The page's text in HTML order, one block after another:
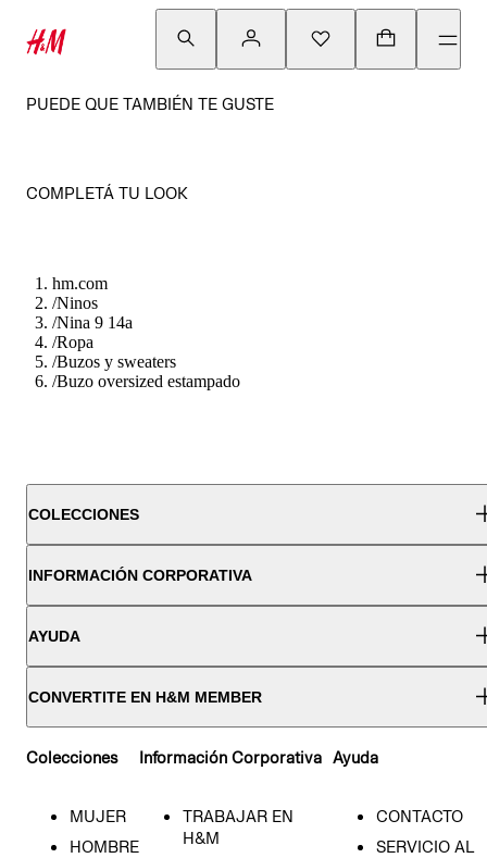
PUEDE QUE TAMBIÉN TE GUSTE
COMPLETÁ TU LOOK
hm.com
/Ninos
/Nina 9 14a
/Ropa
/Buzos y sweaters
/Buzo oversized estampado
COLECCIONES
INFORMACIÓN CORPORATIVA
AYUDA
CONVERTITE EN H&M MEMBER
Colecciones
MUJER
HOMBRE
Información Corporativa
TRABAJAR EN
H&M
Ayuda
CONTACTO
SERVICIO AL